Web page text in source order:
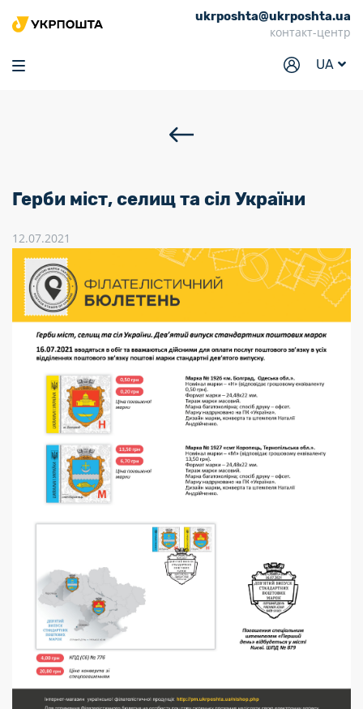
ukrposhta@ukrposhta.ua
контакт-центр
UA
Головна
Маркет
Філателія
Кар’єра
Для бізнесу
Герби міст, селищ та сіл України
12.07.2021